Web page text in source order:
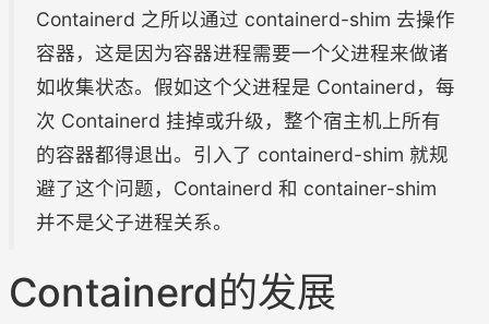
Containerd 之所以通过 containerd-shim 去操作
容器，这是因为容器进程需要一个父进程来做诸
如收集状态。假如这个父进程是 Containerd，每
次 Containerd 挂掉或升级，整个宿主机上所有
的容器都得退出。引入了 containerd-shim 就规
避了这个问题，Containerd 和 container-shim
并不是父子进程关系。
Containerd的发展